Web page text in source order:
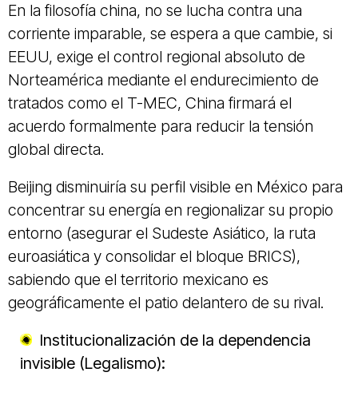
En la filosofía china, no se lucha contra una
corriente imparable, se espera a que cambie, si
EEUU, exige el control regional absoluto de
Norteamérica mediante el endurecimiento de
tratados como el T-MEC, China firmará el
acuerdo formalmente para reducir la tensión
global directa.
Beijing disminuiría su perfil visible en México para
concentrar su energía en regionalizar su propio
entorno (asegurar el Sudeste Asiático, la ruta
euroasiática y consolidar el bloque BRICS),
sabiendo que el territorio mexicano es
geográficamente el patio delantero de su rival.
Institucionalización de la dependencia
invisible (Legalismo):